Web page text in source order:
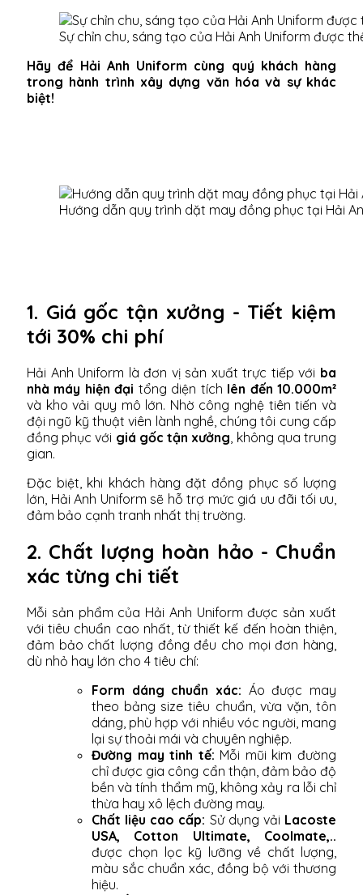
Sự chỉn chu, sáng tạo của Hải Anh Uniform được
Hãy để Hải Anh Uniform cùng quý khách hàng
trong hành trình xây dựng văn hóa và sự khác
biệt!
Hướng dẫn quy trình dặt may đồng phục tại Hải
1. Giá gốc tận xưởng - Tiết kiệm
tới 30% chi phí
Hải Anh Uniform là đơn vị sản xuất trực tiếp với ba
nhà máy hiện đại tổng diện tích lên đến 10.000m²
và kho vải quy mô lớn. Nhờ công nghệ tiên tiến và
đội ngũ kỹ thuật viên lành nghề, chúng tôi cung cấp
đồng phục với giá gốc tận xưởng, không qua trung
gian.
Đặc biệt, khi khách hàng đặt đồng phục số lượng
lớn, Hải Anh Uniform sẽ hỗ trợ mức giá ưu đãi tối ưu,
đảm bảo cạnh tranh nhất thị trường.
2. Chất lượng hoàn hảo - Chuẩn
xác từng chi tiết
Mỗi sản phẩm của Hải Anh Uniform được sản xuất
với tiêu chuẩn cao nhất, từ thiết kế đến hoàn thiện,
đảm bảo chất lượng đồng đều cho mọi đơn hàng,
dù nhỏ hay lớn cho 4 tiêu chí:
Form dáng chuẩn xác: Áo được may
theo bảng size tiêu chuẩn, vừa vặn, tôn
dáng, phù hợp với nhiều vóc người, mang
lại sự thoải mái và chuyên nghiệp.
Đường may tinh tế: Mỗi mũi kim đường
chỉ được gia công cẩn thận, đảm bảo độ
bền và tính thẩm mỹ, không xảy ra lỗi chỉ
thừa hay xô lệch đường may.
Chất liệu cao cấp: Sử dụng vải Lacoste
USA, Cotton Ultimate, Coolmate,..
được chọn lọc kỹ lưỡng về chất lượng,
màu sắc chuẩn xác, đồng bộ với thương
hiệu.